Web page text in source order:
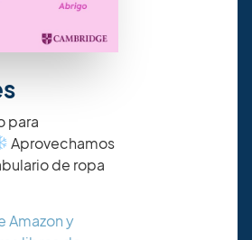
para
Aprovechamos
de ropa
Amazon y